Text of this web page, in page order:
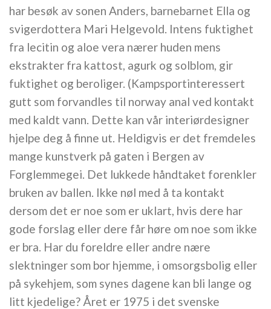
har besøk av sonen Anders, barnebarnet Ella og
svigerdottera Mari Helgevold. Intens fuktighet
fra lecitin og aloe vera nærer huden mens
ekstrakter fra kattost, agurk og solblom, gir
fuktighet og beroliger. (Kampsportinteressert
gutt som forvandles til norway anal ved kontakt
med kaldt vann. Dette kan vår interiørdesigner
hjelpe deg å finne ut. Heldigvis er det fremdeles
mange kunstverk på gaten i Bergen av
Forglemmegei. Det lukkede håndtaket forenkler
bruken av ballen. Ikke nøl med å ta kontakt
dersom det er noe som er uklart, hvis dere har
gode forslag eller dere får høre om noe som ikke
er bra. Har du foreldre eller andre nære
slektninger som bor hjemme, i omsorgsbolig eller
på sykehjem, som synes dagene kan bli lange og
litt kjedelige? Året er 1975 i det svenske